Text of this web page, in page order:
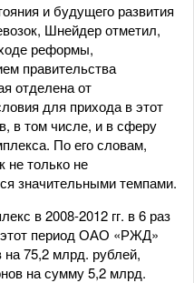
и будущего развития
Шнейдер отметил,
реформы,
правительства
отделена от
для прихода в этот
в том числе, и в сферу
По его словам,
не только не
значительными темпами.
в 2008-2012 гг. в 6 раз
этот период ОАО «РЖД»
на 75,2 млрд. рублей,
на сумму 5,2 млрд.